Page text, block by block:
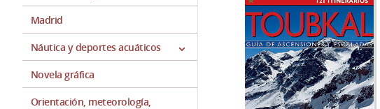
Madrid
Náutica y deportes acuáticos
Novela gráfica
Orientación, meteorología,